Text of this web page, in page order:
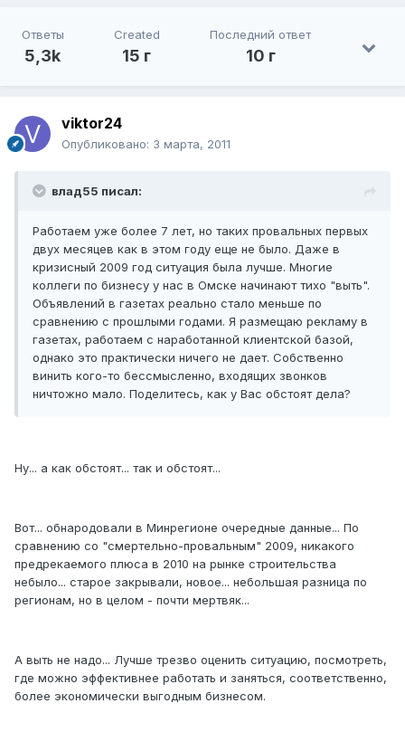
Ответы
5,3k
Created
15 г
Последний ответ
10 г
viktor24
Опубликовано: 3 марта, 2011
влад55 писал:
Работаем уже более 7 лет, но таких провальных первых
двух месяцев как в этом году еще не было. Даже в
кризисный 2009 год ситуация была лучше. Многие
коллеги по бизнесу у нас в Омске начинают тихо "выть".
Объявлений в газетах реально стало меньше по
сравнению с прошлыми годами. Я размещаю рекламу в
газетах, работаем с наработанной клиентской базой,
однако это практически ничего не дает. Собственно
винить кого-то бессмысленно, входящих звонков
ничтожно мало. Поделитесь, как у Вас обстоят дела?
Ну... а как обстоят... так и обстоят...
Вот... обнародовали в Минрегионе очередные данные... По
сравнению со "смертельно-провальным" 2009, никакого
предрекаемого плюса в 2010 на рынке строительства
небыло... старое закрывали, новое... небольшая разница по
регионам, но в целом - почти мертвяк...
А выть не надо... Лучше трезво оценить ситуацию, посмотреть,
где можно эффективнее работать и заняться, соответственно,
более экономически выгодным бизнесом.